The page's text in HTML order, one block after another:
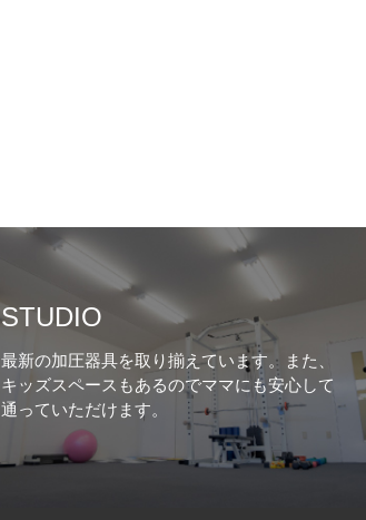
STUDIO
最新の加圧器具を取り揃えています。また、
キッズスペースもあるのでママにも安心して
通っていただけます。